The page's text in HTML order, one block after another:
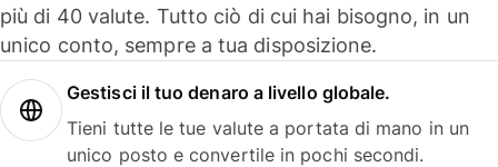
più di 40 valute. Tutto ciò di cui hai bisogno, in un
unico conto, sempre a tua disposizione.
Gestisci il tuo denaro a livello globale.
Tieni tutte le tue valute a portata di mano in un
unico posto e convertile in pochi secondi.